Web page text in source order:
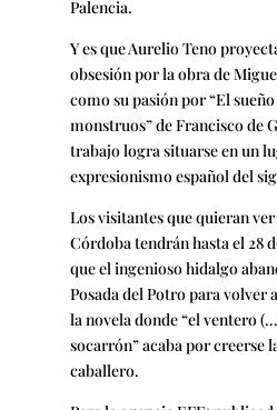
Palencia.
Y es que Aurelio Teno
obsesión por la obra de
como su pasión por “El
monstruos” de Francisco de
trabajo logra situarse en un
expresionismo español del
Los visitantes que quieran
Córdoba tendrán hasta el 28
que el ingenioso hidalgo
Posada del Potro para volver
la novela donde “el ventero
socarrón” acaba por creerse
caballero.